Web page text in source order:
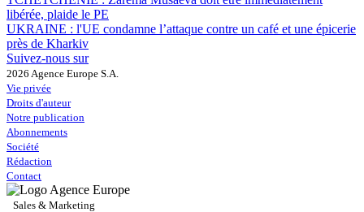
libérée, plaide le PE
UKRAINE : l'UE condamne l’attaque contre un café et une épicerie
près de Kharkiv
Suivez-nous sur
2026 Agence Europe S.A.
Vie privée
Droits d'auteur
Notre publication
Abonnements
Société
Rédaction
Contact
Sales & Marketing